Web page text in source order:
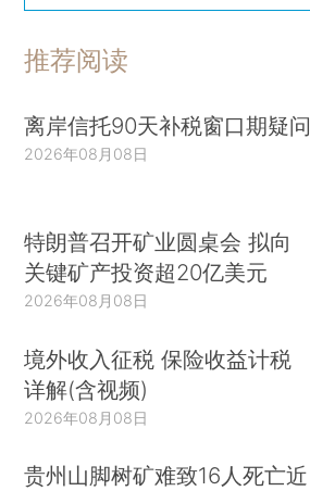
推荐阅读
离岸信托90天补税窗口期疑问
2026年08月08日
特朗普召开矿业圆桌会 拟向
关键矿产投资超20亿美元
2026年08月08日
境外收入征税 保险收益计税
详解(含视频)
2026年08月08日
贵州山脚树矿难致16人死亡近